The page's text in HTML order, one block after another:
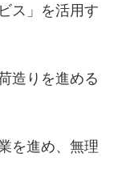
ス」を活用す
造りを進める
を進め、無理